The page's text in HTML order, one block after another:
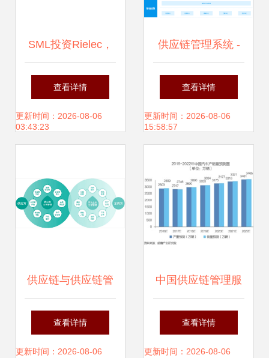
SML投资Rielec，
增强供应链管理产
品与服务能力
查看详情
更新时间：2026-08-06
03:43:23
供应链管理系统 -
快云 智能化赋能高
效供应链管理服务
查看详情
更新时间：2026-08-06
15:58:57
供应链与供应链管
理服务的核心解读
查看详情
更新时间：2026-08-06
中国供应链管理服
务行业 市场格局、
商业模式与未来展
查看详情
更新时间：2026-08-06